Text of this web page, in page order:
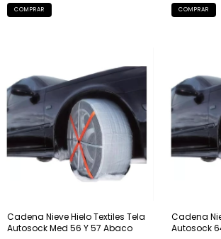
COMPRAR
Cadena Nieve Hielo Textiles Tela
Autosock Med 56 Y 57 Abaco
Cadena
Autosock